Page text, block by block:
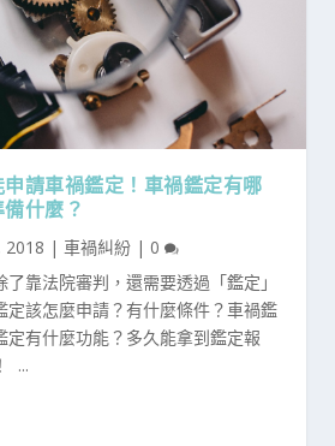
請車禍鑑定！車禍鑑定有哪
什麼？
2018 |車禍糾紛 | 0
靠法院審判，還需要透過「鑑定」
定該怎麼申請？有什麼條件？車禍鑑
定有什麼功能？多久能拿到鑑定報
...